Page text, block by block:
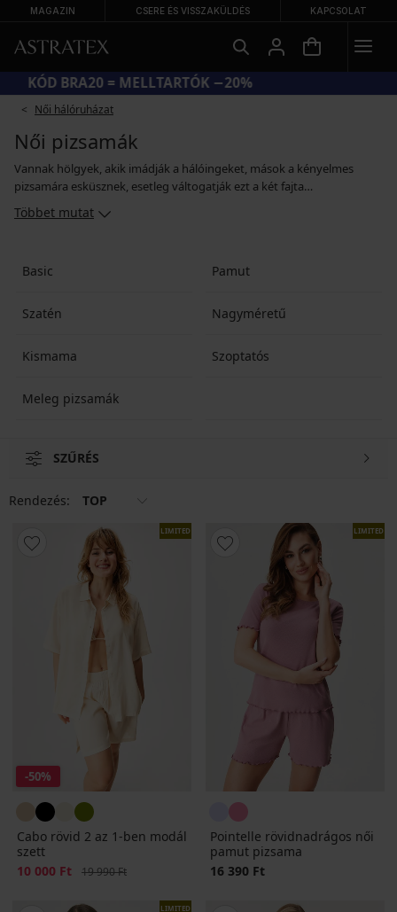
MAGAZIN CSERE ÉS VISSZAKÜLDÉS KAPCSOLAT
KÓD BRA20 = MELLTARTÓK −20%
Női hálóruházat
Női pizsamák
Vannak hölgyek, akik imádják a hálóingeket, mások a kényelmes
pizsamára esküsznek, esetleg váltogatják ezt a két fajta
hálóruházatot. Ha inkább a pizsamás csoporthoz tartozik, akkor itt jó
helyen jár! Nálunk válogathat minden típusú és méretű pizsama közül
pizsamákból is. Akár előnyben részesíti a minimalista stílust, akár a
való darabot.
Többet mutat
Basic Pamut
Szatén Nagyméretű
Kismama Szoptatós
Meleg pizsamák
SZŰRÉS
Rendezés: TOP
LIMITED
-50%
Cabo rövid 2 az 1-ben modál
szett
Kedvezmény
10 000 Ft Eredeti ár
19 990 Ft
LIMITED
Pointelle rövidnadrágos női
pamut pizsama
16 390 Ft
LIMITED